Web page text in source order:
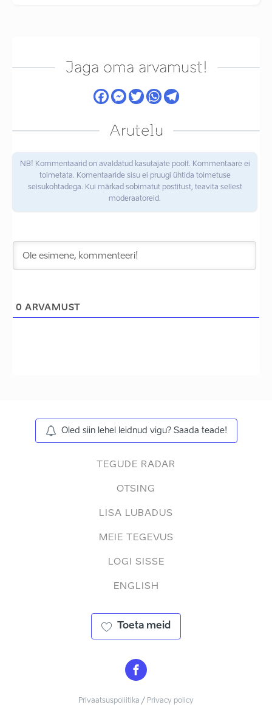
Jaga oma arvamust!
Arutelu
NB! Kommentaarid on avaldatud kasutajate poolt. Kommentaare ei
toimetata. Komentaaride sisu ei pruugi ühtida toimetuse
seisukohtadega. Kui märkad sobimatut postitust, teavita sellest
moderaatoreid.
0 ARVAMUST
Oled siin lehel leidnud vigu? Saada teade!
TEGUDE RADAR
OTSING
LISA LUBADUS
MEIE TEGEVUS
LOGI SISSE
ENGLISH
Toeta meid
Privaatsuspoliitika / Privacy policy